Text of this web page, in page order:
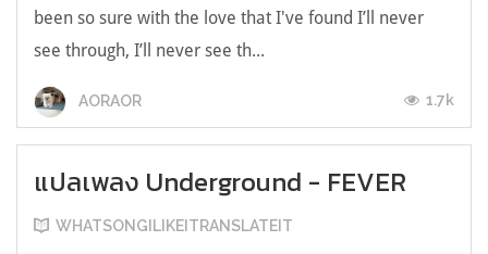
been so sure with the love that I've found I’ll never
see through, I’ll never see th...
AORAOR 1.7k
แปลเพลง Underground - FEVER
WHATSONGILIKEITRANSLATEIT